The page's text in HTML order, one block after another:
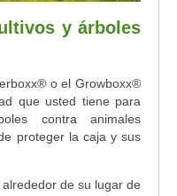
y árboles
o el Growboxx®
que usted tiene para
contra animales
proteger la caja y sus
de su lugar de